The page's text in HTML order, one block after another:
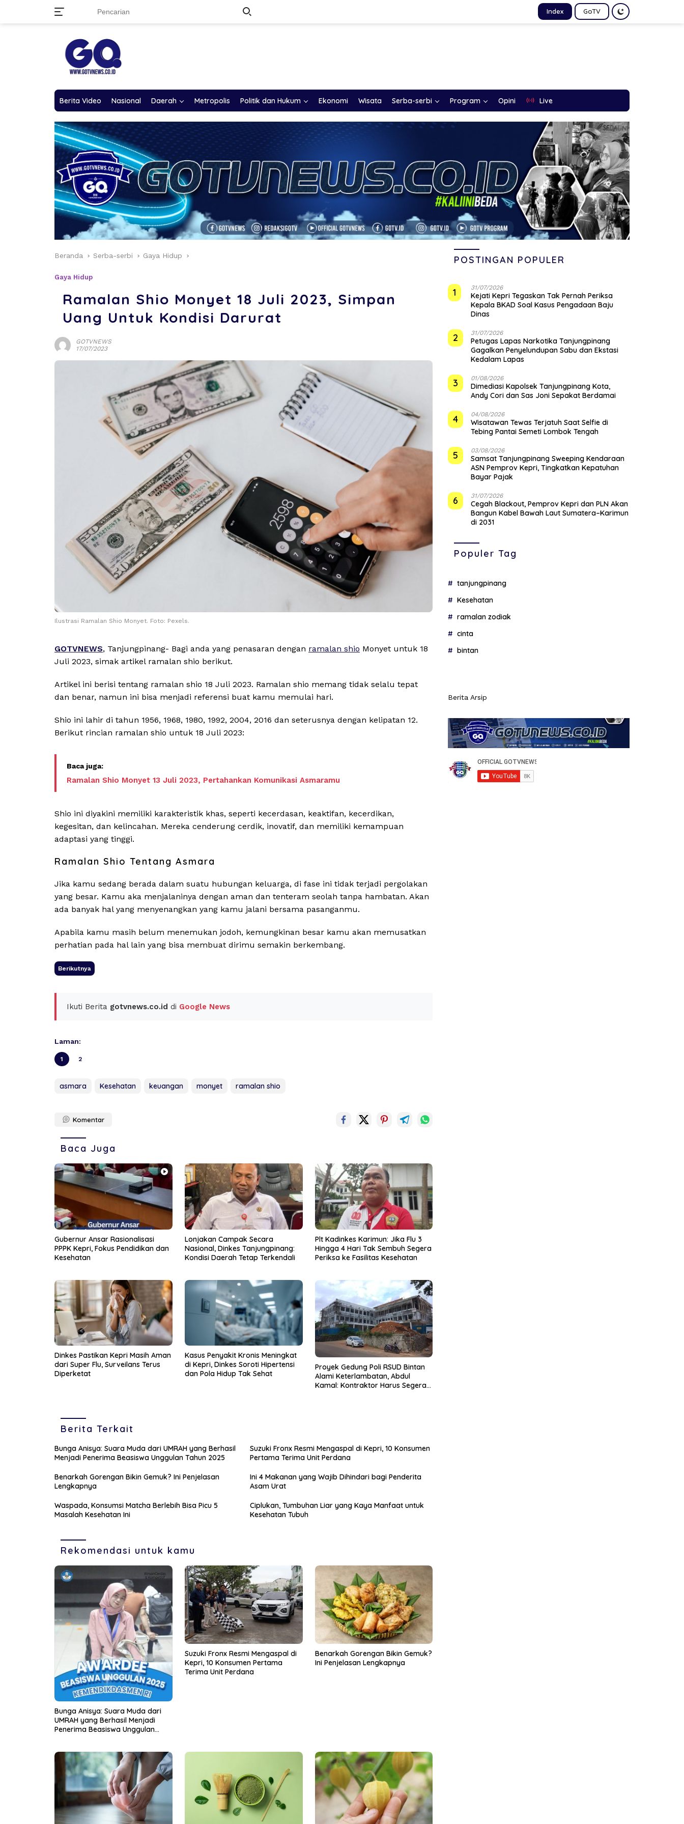
Index GoTV
Berita Video Nasional Daerah Metropolis Politik dan Hukum Ekonomi Wisata Serba-serbi Program Opini Live
Beranda Serba-serbi Gaya Hidup
Gaya Hidup
Ramalan Shio Monyet 18 Juli 2023, Simpan
Uang Untuk Kondisi Darurat
GOTVNEWS
17/07/2023
Ilustrasi Ramalan Shio Monyet. Foto: Pexels.
GOTVNEWS, Tanjungpinang- Bagi anda yang penasaran dengan ramalan shio Monyet untuk 18
Juli 2023, simak artikel ramalan shio berikut.
Artikel ini berisi tentang ramalan shio 18 Juli 2023. Ramalan shio memang tidak selalu tepat
dan benar, namun ini bisa menjadi referensi buat kamu memulai hari.
Shio ini lahir di tahun 1956, 1968, 1980, 1992, 2004, 2016 dan seterusnya dengan kelipatan 12.
Berikut rincian ramalan shio untuk 18 Juli 2023:
Ramalan Shio Monyet 13 Juli 2023, Pertahankan Komunikasi Asmaramu
Shio ini diyakini memiliki karakteristik khas, seperti kecerdasan, keaktifan, kecerdikan,
kegesitan, dan kelincahan. Mereka cenderung cerdik, inovatif, dan memiliki kemampuan
adaptasi yang tinggi.
Ramalan Shio Tentang Asmara
Jika kamu sedang berada dalam suatu hubungan keluarga, di fase ini tidak terjadi pergolakan
yang besar. Kamu aka menjalaninya dengan aman dan tenteram seolah tanpa hambatan. Akan
ada banyak hal yang menyenangkan yang kamu jalani bersama pasanganmu.
Apabila kamu masih belum menemukan jodoh, kemungkinan besar kamu akan memusatkan
perhatian pada hal lain yang bisa membuat dirimu semakin berkembang.
Berikutnya
Ikuti Berita gotvnews.co.id di Google News
Laman:
1 2
asmara Kesehatan keuangan monyet ramalan shio
Komentar
Baca Juga
Gubernur Ansar Rasionalisasi
PPPK Kepri, Fokus Pendidikan dan
Kesehatan
Lonjakan Campak Secara
Nasional, Dinkes Tanjungpinang:
Kondisi Daerah Tetap Terkendali
Plt Kadinkes Karimun: Jika Flu 3
Hingga 4 Hari Tak Sembuh Segera
Periksa ke Fasilitas Kesehatan
Dinkes Pastikan Kepri Masih Aman
dari Super Flu, Surveilans Terus
Diperketat
Kasus Penyakit Kronis Meningkat
di Kepri, Dinkes Soroti Hipertensi
dan Pola Hidup Tak Sehat
Proyek Gedung Poli RSUD Bintan
Alami Keterlambatan, Abdul
Kamal: Kontraktor Harus Segera
Berita Terkait
Bunga Anisya: Suara Muda dari UMRAH yang Berhasil
Menjadi Penerima Beasiswa Unggulan Tahun 2025
Suzuki Fronx Resmi Mengaspal di Kepri, 10 Konsumen
Pertama Terima Unit Perdana
Benarkah Gorengan Bikin Gemuk? Ini Penjelasan
Lengkapnya
Ini 4 Makanan yang Wajib Dihindari bagi Penderita
Asam Urat
Waspada, Konsumsi Matcha Berlebih Bisa Picu 5
Masalah Kesehatan Ini
Ciplukan, Tumbuhan Liar yang Kaya Manfaat untuk
Kesehatan Tubuh
Rekomendasi untuk kamu
Bunga Anisya: Suara Muda dari
UMRAH yang Berhasil Menjadi
Penerima Beasiswa Unggulan
Suzuki Fronx Resmi Mengaspal di
Kepri, 10 Konsumen Pertama
Terima Unit Perdana
Benarkah Gorengan Bikin Gemuk?
Ini Penjelasan Lengkapnya
POSTINGAN POPULER
1 31/07/2026
Kejati Kepri Tegaskan Tak Pernah Periksa
Kepala BKAD Soal Kasus Pengadaan Baju
Dinas
2 31/07/2026
Petugas Lapas Narkotika Tanjungpinang
Gagalkan Penyelundupan Sabu dan Ekstasi
Kedalam Lapas
3 01/08/2026
Dimediasi Kapolsek Tanjungpinang Kota,
Andy Cori dan Sas Joni Sepakat Berdamai
4 04/08/2026
Wisatawan Tewas Terjatuh Saat Selfie di
Tebing Pantai Semeti Lombok Tengah
5 03/08/2026
Samsat Tanjungpinang Sweeping Kendaraan
ASN Pemprov Kepri, Tingkatkan Kepatuhan
Bayar Pajak
6 31/07/2026
Cegah Blackout, Pemprov Kepri dan PLN Akan
Bangun Kabel Bawah Laut Sumatera–Karimun
di 2031
Populer Tag
tanjungpinang
Kesehatan
ramalan zodiak
cinta
bintan
Berita Arsip